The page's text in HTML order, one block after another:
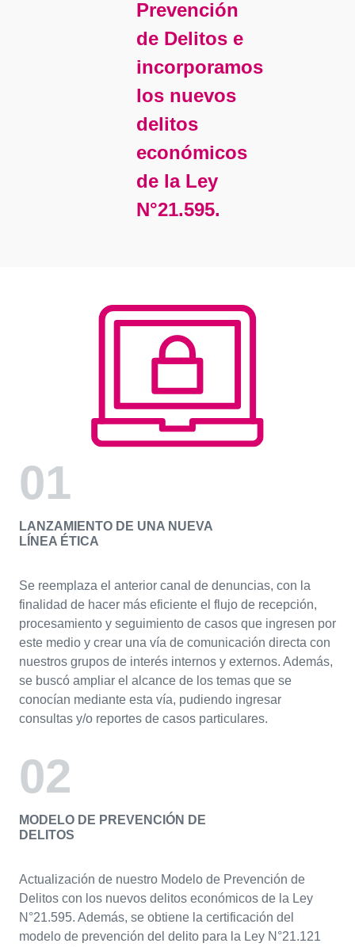
Prevención
de Delitos e
incorporamos
los nuevos
delitos
económicos
de la Ley
N°21.595.
01
LANZAMIENTO DE UNA NUEVA
LÍNEA ÉTICA
Se reemplaza el anterior canal de denuncias, con la
finalidad de hacer más eficiente el flujo de recepción,
procesamiento y seguimiento de casos que ingresen por
este medio y crear una vía de comunicación directa con
nuestros grupos de interés internos y externos. Además,
se buscó ampliar el alcance de los temas que se
conocían mediante esta vía, pudiendo ingresar
consultas y/o reportes de casos particulares.
02
MODELO DE PREVENCIÓN DE
DELITOS
Actualización de nuestro Modelo de Prevención de
Delitos con los nuevos delitos económicos de la Ley
N°21.595. Además, se obtiene la certificación del
modelo de prevención del delito para la Ley N°21.121